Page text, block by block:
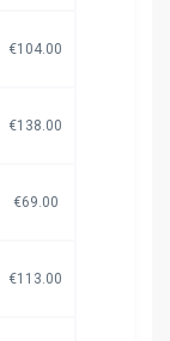
€104.00
€138.00
€69.00
€113.00